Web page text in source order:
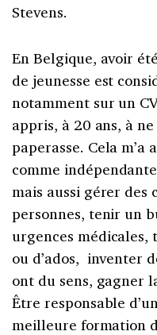
Stevens.
En Belgique, avoir
de jeunesse est
notamment sur un
appris, à 20 ans, à
paperasse. Cela m’a
comme
mais aussi gérer des
personnes, tenir un
urgences médicales,
ou d’ados, inventer
ont du sens, gagner
Être responsable
meilleure formation